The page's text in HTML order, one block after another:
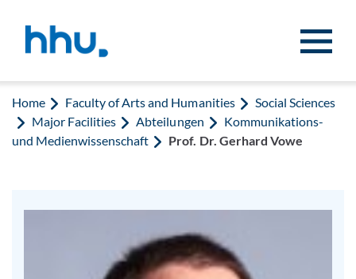
Home Faculty of Arts and Humanities
Social Sciences
Major Facilities
Abteilungen
Kommunikations-
und Medienwissenschaft
Prof. Dr. Gerhard Vowe